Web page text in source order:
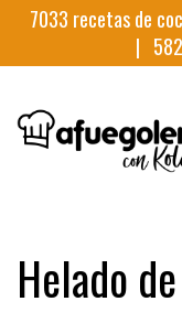
7033 recetas de
| 582
Helado